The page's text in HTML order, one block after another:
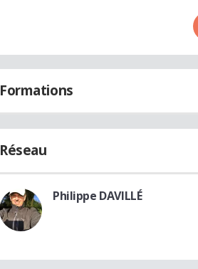
Formations
Réseau
Philippe DAVILLÉ